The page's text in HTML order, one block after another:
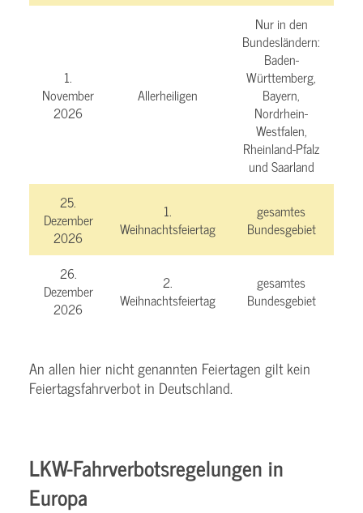
1.
November
2026
Allerheiligen
Nur in den
Bundesländern:
Baden-
Württemberg,
Bayern,
Nordrhein-
Westfalen,
Rheinland-Pfalz
und Saarland
25.
Dezember
2026
1.
Weihnachtsfeiertag
gesamtes
Bundesgebiet
26.
Dezember
2026
2.
Weihnachtsfeiertag
gesamtes
Bundesgebiet
An allen hier nicht genannten Feiertagen gilt kein
Feiertagsfahrverbot in Deutschland.
LKW-Fahrverbotsregelungen in
Europa